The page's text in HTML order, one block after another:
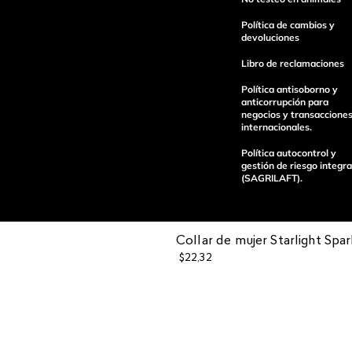
Collar de mujer Starlight
$22,32
Política de cambios y
devoluciones
Libro de reclamaciones
Política antisoborno y
anticorrupción para
negocios y transacciones
internacionales.
Política autocontrol y
gestión de riesgo
(SAGRILAFT).
Pagos 100%